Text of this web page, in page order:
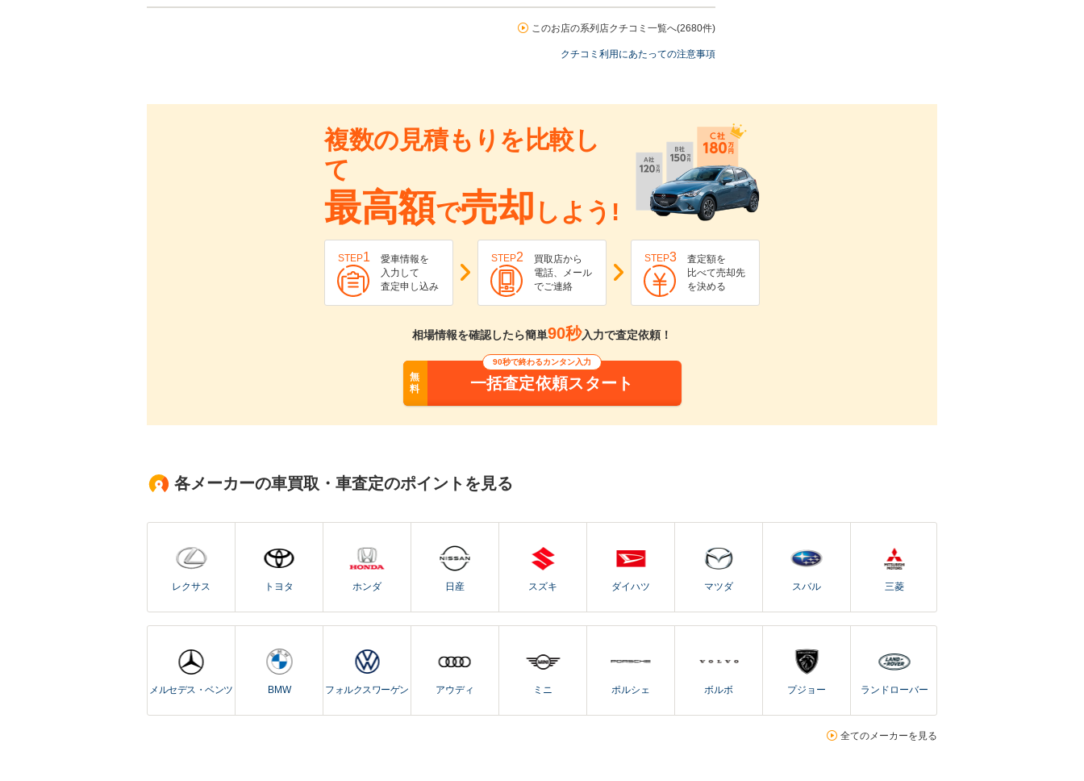
でございます。今後とも宜しくお願い申し上げます。
このお店の系列店クチコミ一覧へ(2680件)
クチコミ利用にあたっての注意事項
複数の見積もりを比較し
て
最高額で売却 しよう!
STEP1
愛車情報を
入力して
査定申し込み
STEP2
買取店から
電話、メール
でご連絡
STEP3
査定額を
比べて売却先
を決める
相場情報を確認したら簡単90秒入力で査定依頼！
無
料
90秒で終わるカンタン入力
一括査定依頼スタート
各メーカーの車買取・車査定のポイントを見る
レクサス トヨタ ホンダ 日産 スズキ ダイハツ マツダ スバル 三菱
メルセデス・ベンツ BMW フォルクスワーゲン アウディ ミニ ポルシェ ボルボ プジョー ランドローバー
全てのメーカーを見る